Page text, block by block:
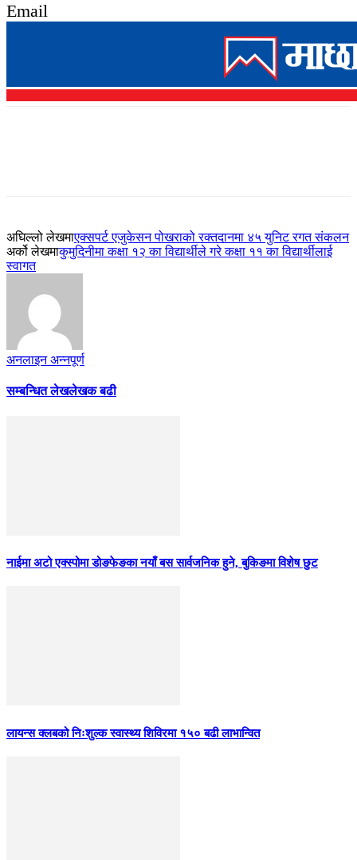
Email
अघिल्लो लेखमाएक्सपर्ट एजुकेसन पोखराको रक्तदानमा ४५ युनिट रगत संकलन
अर्को लेखमाकुमुदिनीमा कक्षा १२ का विद्यार्थीले गरे कक्षा ११ का विद्यार्थीलाई
स्वागत
अनलाइन अन्नपूर्ण
सम्बन्धित लेखलेखक बढी
नाईमा अटो एक्स्पोमा डोङफेङका नयाँ बस सार्वजनिक हुने, बुकिङमा विशेष छुट
लायन्स क्लबको निःशुल्क स्वास्थ्य शिविरमा १५० बढी लाभान्वित